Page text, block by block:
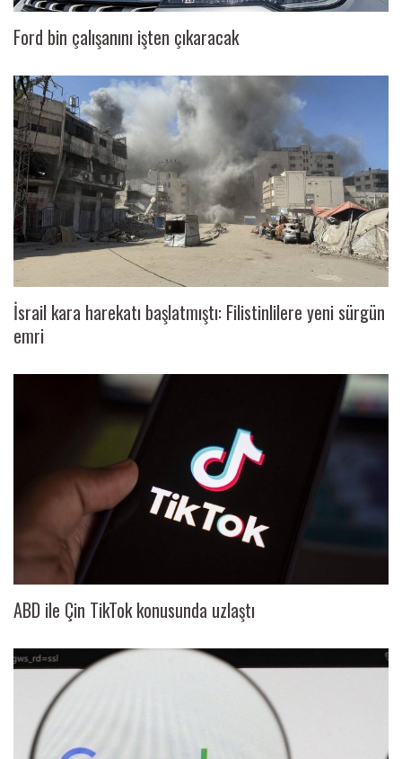
Ford bin çalışanını işten çıkaracak
İsrail kara harekatı başlatmıştı: Filistinlilere yeni sürgün
emri
ABD ile Çin TikTok konusunda uzlaştı